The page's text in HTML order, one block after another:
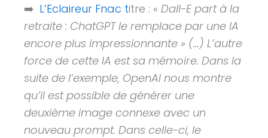
➡️ L’Eclaireur Fnac titre : « Dall-E part à la
retraite : ChatGPT le remplace par une IA
encore plus impressionnante » (…) L’autre
force de cette IA est sa mémoire. Dans la
suite de l’exemple, OpenAI nous montre
qu’il est possible de générer une
deuxième image connexe avec un
nouveau prompt. Dans celle-ci, le